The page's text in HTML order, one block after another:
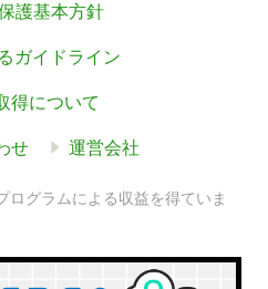
護基本方針
ガイドライン
得について
せ 運営会社
ログラムによる収益を得ていま